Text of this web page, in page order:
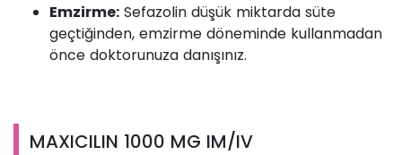
Emzirme: Sefazolin düşük miktarda süte
geçtiğinden, emzirme döneminde kullanmadan
önce doktorunuza danışınız.
MAXICILIN 1000 MG IM/IV